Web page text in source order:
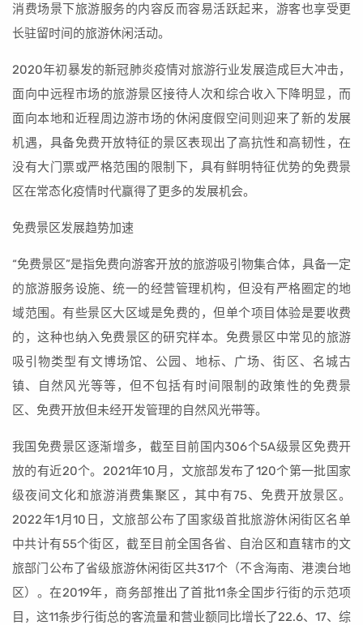
消费场景下旅游服务的内容反而容易活跃起来，游客也享受更
长驻留时间的旅游休闲活动。
2020年初暴发的新冠肺炎疫情对旅游行业发展造成巨大冲击，
面向中远程市场的旅游景区接待人次和综合收入下降明显，而
面向本地和近程周边游市场的休闲度假空间则迎来了新的发展
机遇，具备免费开放特征的景区表现出了高抗性和高韧性，在
没有大门票或严格范围的限制下，具有鲜明特征优势的免费景
区在常态化疫情时代赢得了更多的发展机会。
免费景区发展趋势加速
“免费景区”是指免费向游客开放的旅游吸引物集合体，具备一定
的旅游服务设施、统一的经营管理机构，但没有严格圈定的地
域范围。有些景区大区域是免费的，但单个项目体验是要收费
的，这种也纳入免费景区的研究样本。免费景区中常见的旅游
吸引物类型有文博场馆、公园、地标、广场、街区、名城古
镇、自然风光等等，但不包括有时间限制的政策性的免费景
区、免费开放但未经开发管理的自然风光带等。
我国免费景区逐渐增多，截至目前国内306个5A级景区免费开
放的有近20个。2021年10月，文旅部发布了120个第一批国家
级夜间文化和旅游消费集聚区，其中有75、免费开放景区。
2022年1月10日，文旅部公布了国家级首批旅游休闲街区名单
中共计有55个街区，截至目前全国各省、自治区和直辖市的文
旅部门公布了省级旅游休闲街区共317个（不含海南、港澳台地
区）。在2019年，商务部推出了首批11条全国步行街的示范项
目，这11条步行街总的客流量和营业额同比增长了22.6、17、综